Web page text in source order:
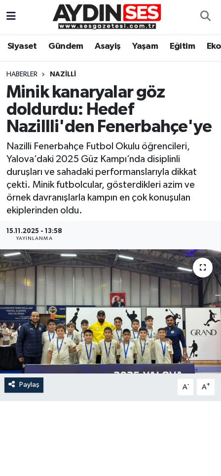
Siyaset Gündem Asayiş Yaşam Eğitim
HABERLER NAZILLI
Minik kanaryalar göz
doldurdu: Hedef
Nazillli'den Fenerbahçe'ye
Nazilli Fenerbahçe Futbol Okulu öğrencileri,
Yalova’daki 2025 Güz Kampı’nda disiplinli
duruşları ve sahadaki performanslarıyla dikkat
çekti. Minik futbolcular, gösterdikleri azim ve
örnek davranışlarla kampın en çok konuşulan
ekiplerinden oldu.
15.11.2025 - 13:58
YAYINLANMA
Paylaş A- A+
Gündem
Siyaset
Ekonomi
Eğitim
Kültür Sanat
Spor
Aydın Hava Durumu
Aydin Namaz Vakitleri
Aydın Trafik Yoğunluk Haritası
Tüm Manşetler
Son Dakika Haberleri
Haber Arşivi